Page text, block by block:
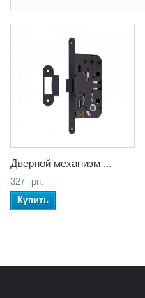
Дверной механизм ...
327 грн.
Купить